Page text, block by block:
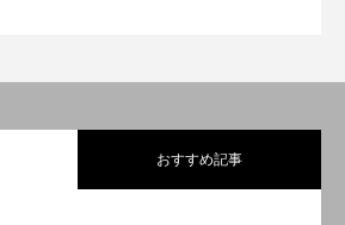
おすすめ記事